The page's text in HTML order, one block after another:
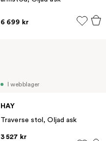
6 699 kr
I webblager
HAY
Traverse stol, Oljad ask
3 527 kr